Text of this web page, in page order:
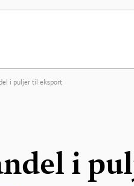
i puljer til eksport
i